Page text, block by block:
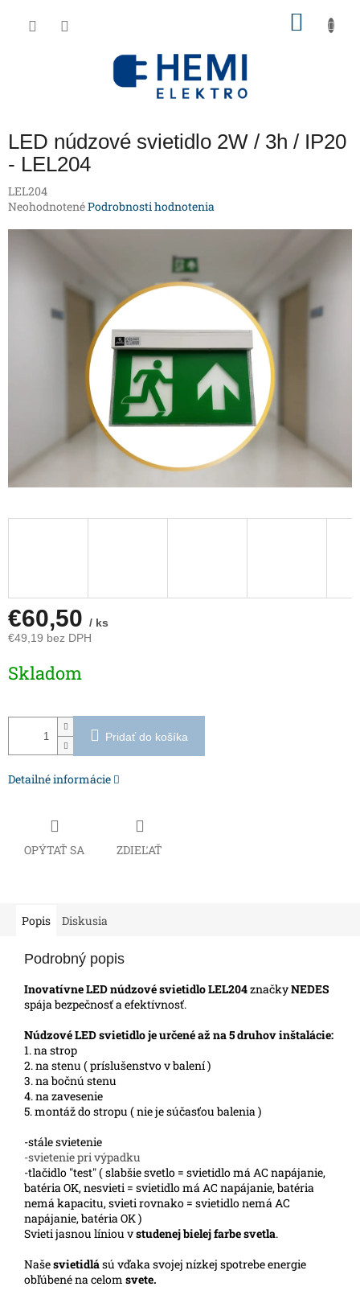
LED núdzové svietidlo 2W / 3h / IP20
- LEL204
LEL204
Priemerné
hviezdičiek.
NeohodnotenéPodrobnosti hodnotenia
€60,50 / ks
€49,19 bez DPH
cena:
Skladom
Pridať do košíka
Detailné informácie
OPÝTAŤ SA ZDIEĽAŤ
Popis Diskusia
Podrobný popis
Inovatívne LED núdzové svietidlo LEL204značkyNEDES
spája bezpečnosť a efektívnosť.
Núdzové LED svietidlo je určené až na 5 druhov inštalácie:
1. na strop
2. na stenu ( príslušenstvo v balení )
3. na bočnú stenu
4. na zavesenie
5. montáž do stropu ( nie je súčasťou balenia )
-stále svietenie
-svietenie pri výpadku
-tlačidlo "test" ( slabšie svetlo = svietidlo má AC napájanie,
batéria OK, nesvieti = svietidlo má AC napájanie, batéria
nemá kapacitu, svieti rovnako = svietidlo nemá AC
napájanie, batéria OK )
Svieti jasnou líniou vstudenej bielej farbe svetla.
Našesvietidlású vďaka svojej nízkej spotrebe energie
obľúbené na celom svete.